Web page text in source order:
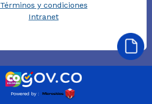
Términos y condiciones
Intranet
Powered by :